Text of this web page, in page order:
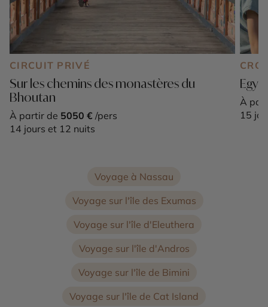
CIRCUIT PRIVÉ
Sur les chemins des monastères du
Bhoutan
À partir de 5050 € /pers
14 jours et 12 nuits
À
15
Voyage à Nassau
Voyage sur l'île des Exumas
Voyage sur l'île d'Eleuthera
Voyage sur l'île d'Andros
Voyage sur l'île de Bimini
Voyage sur l'île de Cat Island